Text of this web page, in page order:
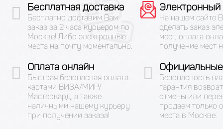
Бесплатная доставка
Бесплатно доставим Вам
заказ за 2 часа курьером по
Москве! Либо электронные
места на почту моментально.
Электронный
На нашем сайте
сделать заказ
мест, оплата
получение мест
Оплата онлайн
Быстрая безопасная оплата
картами ВИЗА/МИР/
Мастеркард, а также
наличными нашему курьеру
при получении заказа!
Безопасность
гарантия
отмены или
продаем только
места в Москве.